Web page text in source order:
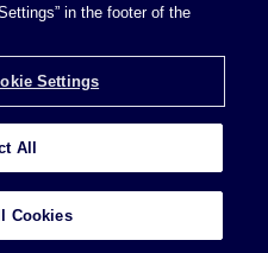
|Datenschutz
Settings
Will & Schulte
in the footer of the
Settings
All
Cookies